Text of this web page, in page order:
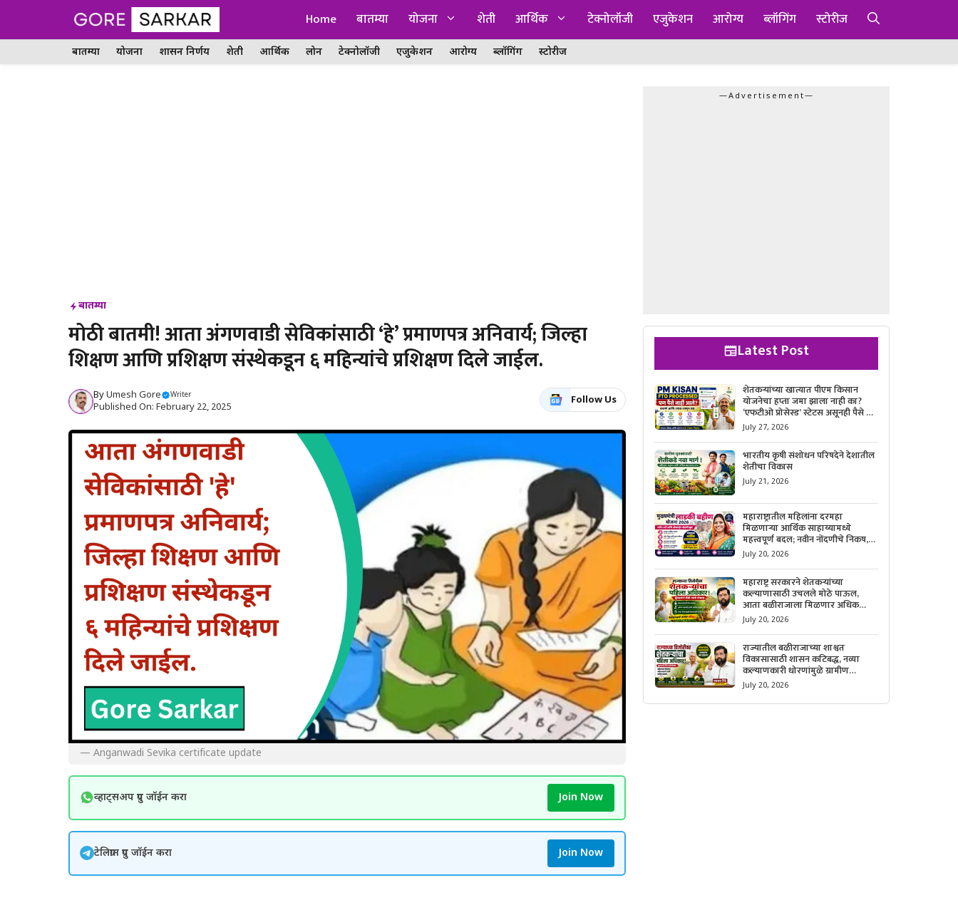
Home बातम्या योजना शेती आर्थिक टेक्नोलॉजी एजुकेशन आरोग्य ब्लॉगिंग स्टोरीज
बातम्या योजना शासन निर्णय शेती आर्थिक लोन टेक्नोलॉजी एजुकेशन आरोग्य ब्लॉगिंग स्टोरीज
बातम्या
मोठी बातमी! आता अंगणवाडी सेविकांसाठी ‘हे’ प्रमाणपत्र अनिवार्य; जिल्हा
शिक्षण आणि प्रशिक्षण संस्थेकडून ६ महिन्यांचे प्रशिक्षण दिले जाईल.
ByUmesh Gore Writer
Published On: February 22, 2025
Follow Us
— Anganwadi Sevika certificate update
व्हाट्सअप ग्रुप जॉईन करा Join Now
टेलिग्राम ग्रुप जॉईन करा Join Now
—Advertisement—
Latest Post
शेतकऱ्यांच्या खात्यात पीएम किसान
योजनेचा हप्ता जमा झाला नाही का?
‘एफटीओ प्रोसेस्ड’ स्टेटस असूनही पैसे न
मिळाल्यास काय करावे, याची सविस्तर
माहिती जाणून घ्या.
July 27, 2026
भारतीय कृषी संशोधन परिषदेने देशातील
शेतीचा विकास
July 21, 2026
महाराष्ट्रातील महिलांना दरमहा
मिळणाऱ्या आर्थिक साहाय्यामध्ये
महत्त्वपूर्ण बदल; नवीन नोंदणीचे निकष,
आवश्यक कागदपत्रे आणि ऑनलाईन
अर्ज करण्याची सोपी प्रक्रिया जाणून घ्या.
July 20, 2026
महाराष्ट्र सरकारने शेतकऱ्यांच्या
कल्याणासाठी उचलले मोठे पाऊल,
आता बळीराजाला मिळणार अधिक
बळकटी आणि आर्थिक संरक्षण; जाणून
घ्या सरकारचा नवा संकल्प.
July 20, 2026
राज्यातील बळीराजाच्या शाश्वत
विकासासाठी शासन कटिबद्ध, नव्या
कल्याणकारी धोरणांमुळे ग्रामीण
अर्थव्यवस्थेला मिळणार मोठी गती.
July 20, 2026